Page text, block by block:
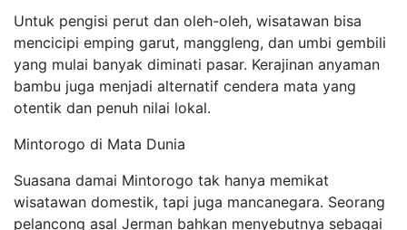
Untuk pengisi perut dan oleh-oleh, wisatawan bisa
mencicipi emping garut, manggleng, dan umbi gembili
yang mulai banyak diminati pasar. Kerajinan anyaman
bambu juga menjadi alternatif cendera mata yang
otentik dan penuh nilai lokal.
Mintorogo di Mata Dunia
Suasana damai Mintorogo tak hanya memikat
wisatawan domestik, tapi juga mancanegara. Seorang
pelancong asal Jerman bahkan menyebutnya sebagai